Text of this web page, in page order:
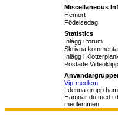
Miscellaneous
Hemort
Födelsedag
Statistics
Inlägg i forum
Skrivna
Inlägg i
Postade Videoklipp
Vip-medlem
I denna grupp
Hamnar du med i
medlemmen.